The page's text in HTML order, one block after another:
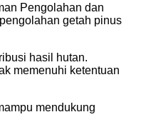
Pengolahan dan
getah pinus
hasil hutan.
memenuhi ketentuan
mendukung